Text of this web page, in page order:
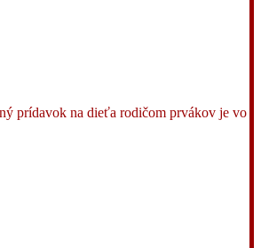
prídavok na dieťa rodičom prvákov je vo